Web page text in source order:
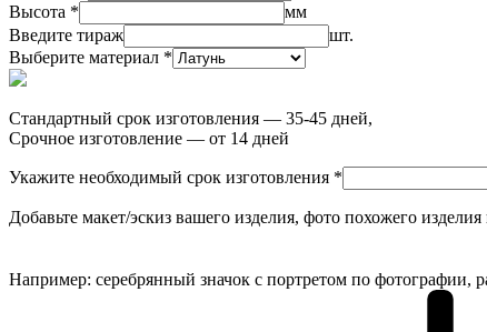
Высота *
мм
Введите тираж
шт.
Выберите материал *
Стандартный срок изготовления — 35-45 дней,
Срочное изготовление — от 14 дней
Укажите необходимый срок изготовления *
Добавьте макет/эскиз вашего изделия, фото похожего
Например: серебрянный значок с портретом по фотографии,